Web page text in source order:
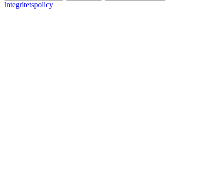
Integritetspolicy